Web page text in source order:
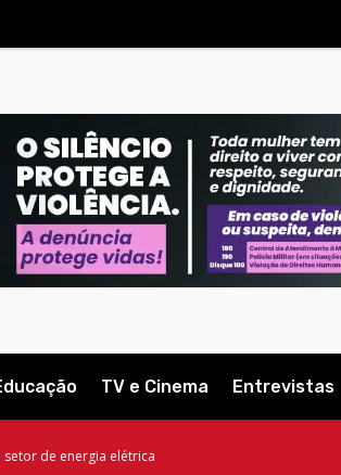
TV e Cinema Entrevistas
de energia elétrica